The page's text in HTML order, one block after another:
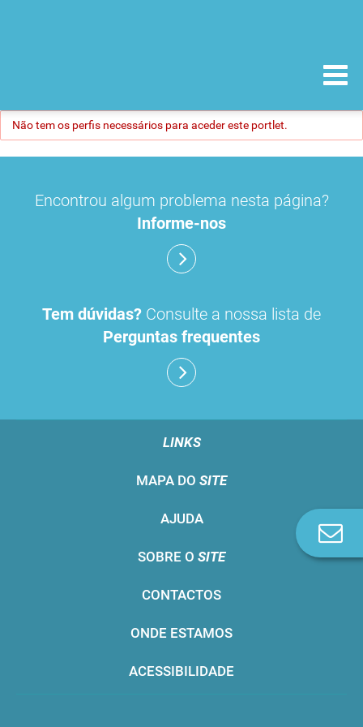
Não tem os perfis necessários para aceder este portlet.
Encontrou algum problema nesta página?
Informe-nos
Tem dúvidas? Consulte a nossa lista de
Perguntas frequentes
LINKS
MAPA DO SITE
AJUDA
SOBRE O SITE
CONTACTOS
ONDE ESTAMOS
ACESSIBILIDADE